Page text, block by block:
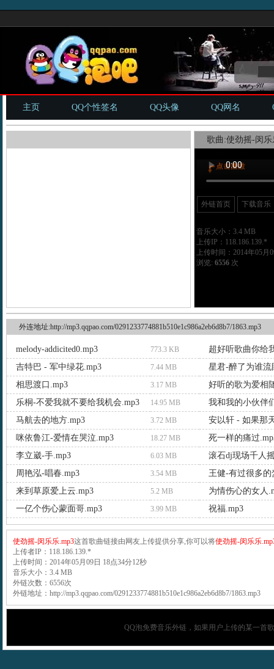
主页 QQ个性签名 QQ头像 QQ网名
歌曲:使劲摇-闵乐
外链首页 下载音乐
音乐大小：3.4 MB
上传IP：118.186.139.*
上传时间：2014年05月
浏览: 6556次
外连地址:http://mp3.qqpao.com/0291233774881b510e1c986a2eb6d8b7/1863.mp3
melody-addicited0.mp3 773.3 KB
超好听歌曲你给
吉特巴 - 军中绿花.mp3
7.44 MB
星君-醉了为谁流
相思渡口.mp3
3.17 MB
好听的歌为爱相
乐桐-不爱我就不要给我机会.mp3
14.95 MB
我和我的小伙伴
马航去的地方.mp3
3.72 MB
安以轩 - 如果那
咪依鲁江-爱情在哭泣.mp3
18.27 MB
死一样的痛过
李立崴-手.mp3
6.03 MB
滚石dj现场千人
周艳泓-唱春.mp3
3.54 MB
王健-有过很多的
来到草原爱上云.mp3
5.2 MB
为情伤心的女人
一亿个伤心蒙面哥.mp3
3.99 MB 祝福.mp3
使劲摇-闵乐乐.mp3这首歌曲链接由网友上传提供分享,你可以将使劲摇-闵乐乐
上传者IP：118.186.139.*
上传时间：2014年05月09日 18点34分12秒
音乐大小：3.4 MB
外链次数：6556次
外链地址：http://mp3.qqpao.com/0291233774881b510e1c986a2eb6d8b7/1863.mp3
QQ泡免费音乐外链，如果用户上传的某一首